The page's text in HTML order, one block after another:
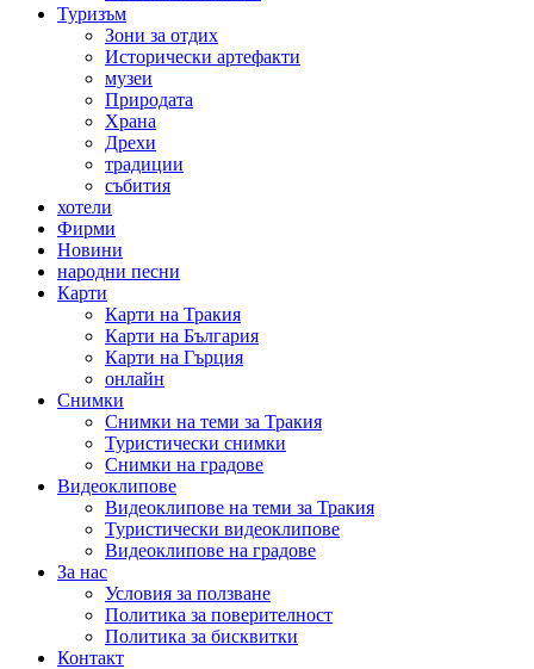
Туризъм
Зони за отдих
Исторически артефакти
музеи
Природата
Храна
Дрехи
традиции
събития
хотели
Фирми
Новини
народни песни
Карти
Карти на Тракия
Карти на България
Карти на Гърция
онлайн
Снимки
Снимки на теми за Тракия
Туристически снимки
Снимки на градове
Видеоклипове
Видеоклипове на теми за Тракия
Туристически видеоклипове
Видеоклипове на градове
За нас
Условия за ползване
Политика за поверителност
Политика за бисквитки
Контакт